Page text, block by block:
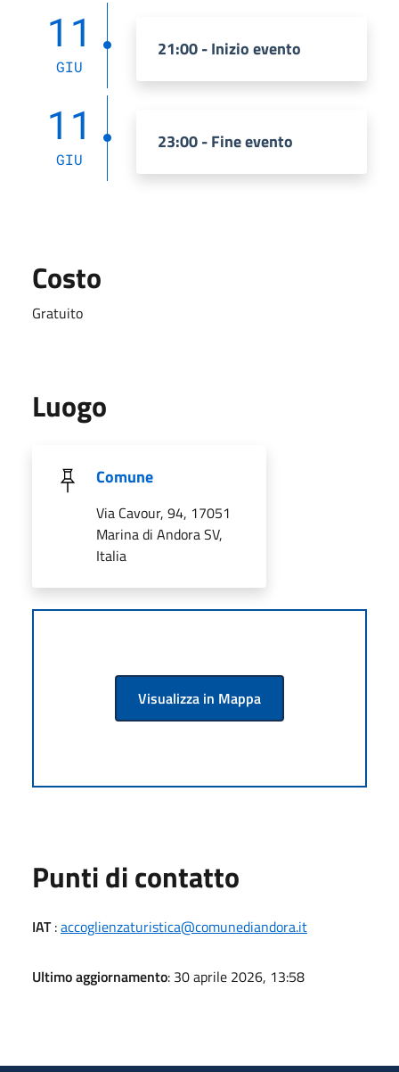
11
GIU
21:00 - Inizio evento
11
GIU
23:00 - Fine evento
Costo
Gratuito
Luogo
Comune
Via Cavour, 94, 17051
Marina di Andora SV,
Italia
Visualizza in Mappa
Punti di contatto
IAT:accoglienzaturistica@comunediandora.it
Ultimo aggiornamento: 30 aprile 2026, 13:58